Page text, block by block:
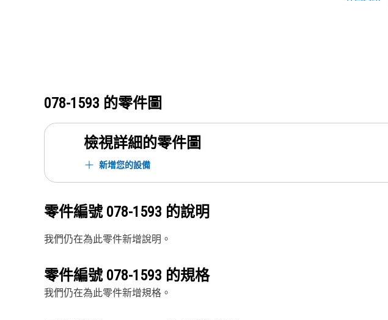
078-1593 的零件圖
檢視詳細的零件圖
新增您的設備
零件編號 078-1593 的說明
我們仍在為此零件新增說明。
零件編號 078-1593 的規格
我們仍在為此零件新增規格。